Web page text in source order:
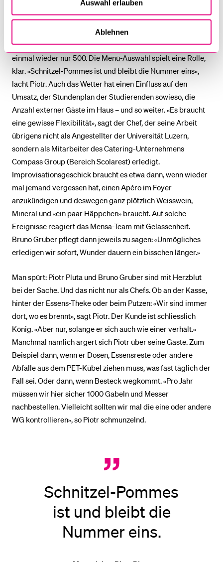
Auswahl erlauben
Ablehnen
administrative Tätigkeiten, Menüplanung, Kalkulationen.
Das Berechnen der Anzahl Mahlzeiten sei auch nach all den
Jahren eine Herausforderung. An starken Tagen werden in
der Mensa 700 Portionen geschöpft – und dann sind es auf
einmal wieder nur 500. Die Menü-Auswahl spielt eine Rolle,
klar. «Schnitzel-Pommes ist und bleibt die Nummer eins»,
lacht Piotr. Auch das Wetter hat einen Einfluss auf den
Umsatz, der Stundenplan der Studierenden sowieso, die
Anzahl externer Gäste im Haus – und so weiter. «Es braucht
eine gewisse Flexibilität», sagt der Chef, der seine Arbeit
übrigens nicht als Angestellter der Universität Luzern,
sondern als Mitarbeiter des Catering-Unternehmens
Compass Group (Bereich Scolarest) erledigt.
Improvisationsgeschick braucht es etwa dann, wenn wieder
mal jemand vergessen hat, einen Apéro im Foyer
anzukündigen und deswegen ganz plötzlich Weisswein,
Mineral und «ein paar Häppchen» braucht. Auf solche
Ereignisse reagiert das Mensa-Team mit Gelassenheit.
Bruno Gruber pflegt dann jeweils zu sagen: «Unmögliches
erledigen wir sofort, Wunder dauern ein bisschen länger.»
Man spürt: Piotr Pluta und Bruno Gruber sind mit Herzblut
bei der Sache. Und das nicht nur als Chefs. Ob an der Kasse,
hinter der Essens-Theke oder beim Putzen: «Wir sind immer
dort, wo es brennt», sagt Piotr. Der Kunde ist schliesslich
König. «Aber nur, solange er sich auch wie einer verhält.»
Manchmal nämlich ärgert sich Piotr über seine Gäste. Zum
Beispiel dann, wenn er Dosen, Essensreste oder andere
Abfälle aus dem PET-Kübel ziehen muss, was fast täglich der
Fall sei. Oder dann, wenn Besteck wegkommt. «Pro Jahr
müssen wir hier sicher 1000 Gabeln und Messer
nachbestellen. Vielleicht sollten wir mal die eine oder andere
WG kontrollieren», so Piotr schmunzelnd.
Schnitzel-Pommes
ist und bleibt die
Nummer eins.